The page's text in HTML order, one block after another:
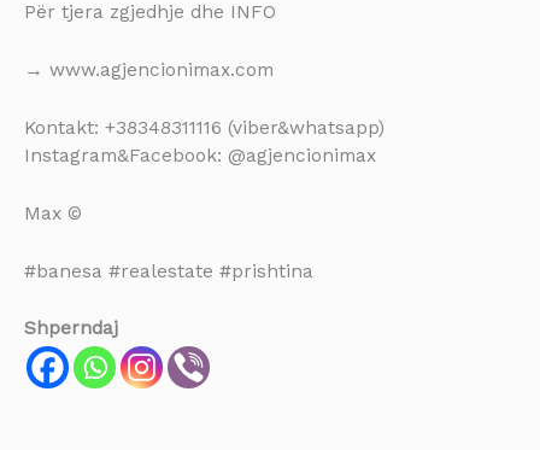
Për tjera zgjedhje dhe INFO
→ www.agjencionimax.com
Kontakt: +38348311116 (viber&whatsapp)
Instagram&Facebook: @agjencionimax
Max ©
#banesa #realestate #prishtina
Shperndaj